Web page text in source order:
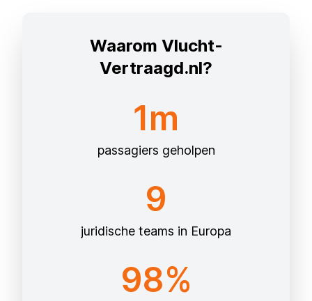
Waarom Vlucht-
Vertraagd.nl?
1m
passagiers geholpen
9
juridische teams in Europa
98%